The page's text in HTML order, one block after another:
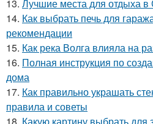
13. Лучшие места для отдыха в
14. Как выбрать печь для
рекомендации
15. Как река Волга влияла на
16. Полная инструкция по
дома
17. Как правильно украшать
правила и советы